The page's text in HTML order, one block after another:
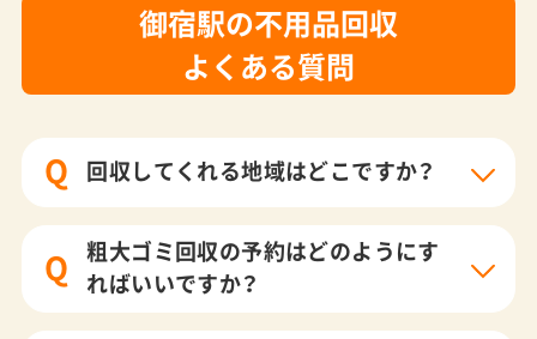
御宿駅の不用品回収
よくある質問
Q 回収してくれる地域はどこですか？
Q
粗大ゴミ回収の予約はどのようにす
ればいいですか？